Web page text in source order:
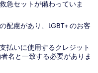
急セットが備わっていま
配慮があり、LGBT+ のお客
払いに使用するクレジット
名と一致する必要がありま